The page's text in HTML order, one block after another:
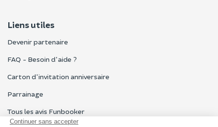
Liens utiles
Devenir partenaire
FAQ - Besoin d'aide ?
Carton d'invitation anniversaire
Parrainage
Tous les avis Funbooker